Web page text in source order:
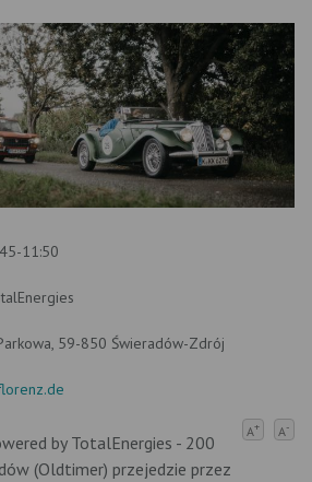
11:50
59-850 Świeradów-Zdrój
A+ A-
by TotalEnergies - 200
(Oldtimer) przejedzie przez